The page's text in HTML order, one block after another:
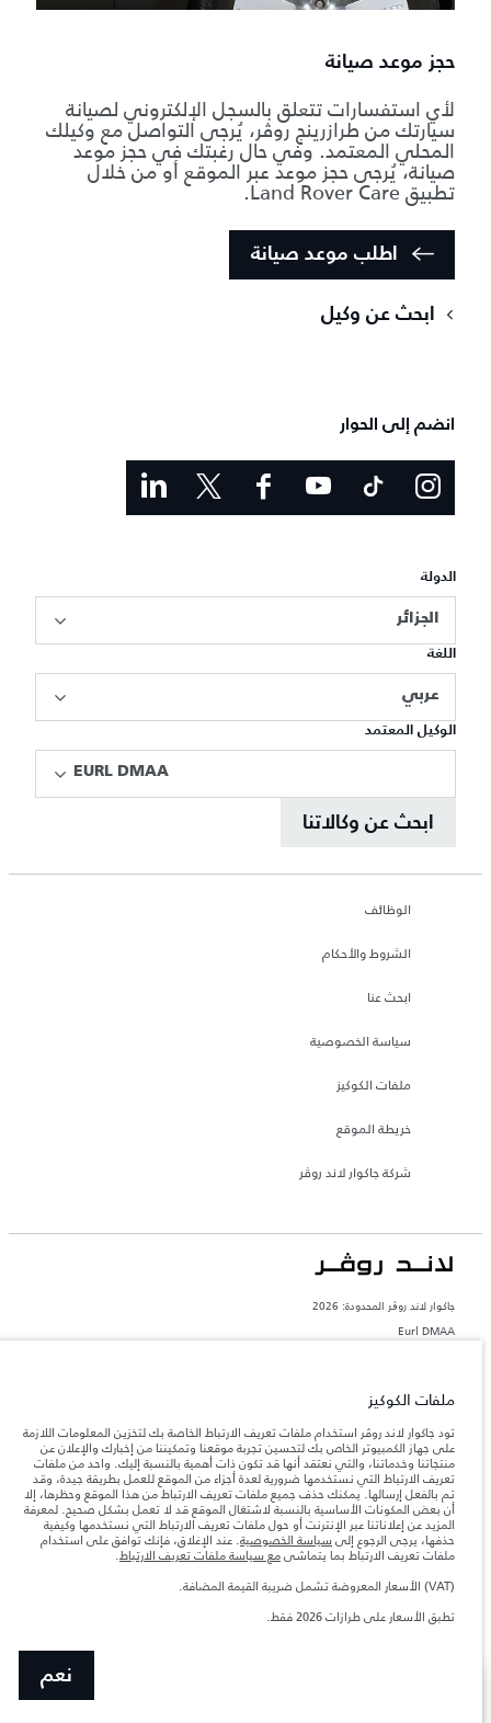
حجز موعد صيانة
لأي استفسارات تتعلق بالسجل الإلكتروني لصيانة
سيارتك من طرازرينج روڤر، يُرجى التواصل مع وكيلك
المحلي المعتمد. وفي حال رغبتك في حجز موعد
صيانة، يُرجى حجز موعد عبر الموقع أو من خلال
تطبيق Land Rover Care.
اطلب موعد صيانة
ابحث عن وكيل
انضم إلى الحوار
الدولة
الجزائر
اللغة
عربي
الوكيل المعتمد
EURL DMAA
ابحث عن وكالاتنا
الوظائف
الشروط والأحكام
ابحث عنا
سياسة الخصوصية
ملفات الكوكيز
خريطة الموقع
شركة جاكوار لاند روڤر
جاكوار لاند روڨر المحدودة: 2026
Eurl DMAA
والحمولة.
المعلومات والمواصفات والأسعار والألوان المذكورة على هذا الموقع قد تختلف من بلد إلى
آخر، كما أنّها قد تتغير بدون إشعار مسبق. الرجاء التواصل مع وكيلنا المحلي للتأكد من توفّرها
والتحقق من الأسعار.
ملاحظة مهمة حول الصور والمواصفات. إن النقص العالمي في أشباه الموصلات يؤثر حاليًا
في مواصفات تصميم السيارات وتوفر الخيارات وتوقيتات التصاميم. هذا ظرف ديناميكي
للغاية، ونتيجة لذلك، قد لا تمثّل الصور المستخدَمة ضمن موقع الويب حاليًا المواصفات الحالية
بالكامل بالنسبة إلى الميزات والخيارات والحلية ومجموعات الألوان. يرجى استشارة وكيلك الذي
سيتمكّن من تأكيد أي تقييدات حالية معك للسماح لك باتخاذ قرار مدروس
الأرقام المقدمة هي نتيجة لاختبارات المصنع الرسمية وفقاً لتشريعات الاتحاد الأوروبي. قد
الأرقام بغرض المقارنة فحسب.‎‎‎
ملفات الكوكيز
تود جاكوار لاند روڤر استخدام ملفات تعريف الارتباط الخاصة بك لتخزين المعلومات اللازمة
على جهاز الكمبيوتر الخاص بك لتحسين تجربة موقعنا وتمكيننا من إخبارك والإعلان عن
منتجاتنا وخدماتنا، والتي نعتقد أنها قد تكون ذات أهمية بالنسبة إليك. واحد من ملفات
تعريف الارتباط التي نستخدمها ضرورية لعدة أجزاء من الموقع للعمل بطريقة جيدة، وقد
تم بالفعل إرسالها. يمكنك حذف جميع ملفات تعريف الارتباط من هذا الموقع وحظرها، إلا
أن بعض المكونات الأساسية بالنسبة لاشتغال الموقع قد لا تعمل بشكل صحيح. لمعرفة
المزيد عن إعلاناتنا عبر الإنترنت أو حول ملفات تعريف الارتباط التي نستخدمها وكيفية
حذفها، يرجى الرجوع إلى سياسة الخصوصية. عند الإغلاق، فإنك توافق على استخدام
ملفات تعريف الارتباط بما يتماشىمع سياسة ملفات تعريف الارتباط.
(VAT) الأسعار المعروضة تشمل ضريبة القيمة المضافة.
تطبق الأسعار على طرازات 2026 فقط.
نعم
ابحث عن وكيل